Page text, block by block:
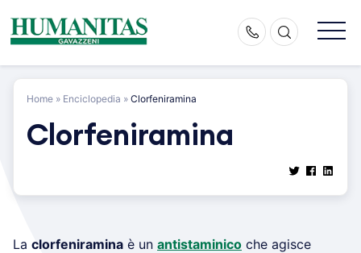
content
Home » Enciclopedia » Clorfeniramina
Clorfeniramina
La clorfeniramina è un antistaminico che agisce